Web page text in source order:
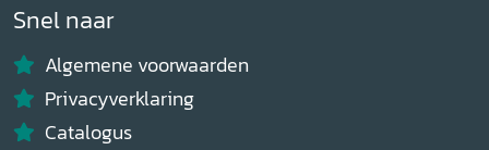
Snel naar
Algemene voorwaarden
Privacyverklaring
Catalogus